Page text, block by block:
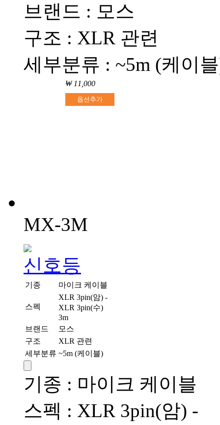
브랜드 : 모스
구조 : XLR 관련
세부분류 : ~5m (케이
₩ 11,000
옵션추가
MX-3M
기종 마이크 케이블
스펙
XLR 3pin(암) -
XLR 3pin(수)
3m
브랜드
모스
구조
XLR 관련
세부분류 ~5m (케이블)
기종 : 마이크 케이블
스펙 : XLR 3pin(암) -